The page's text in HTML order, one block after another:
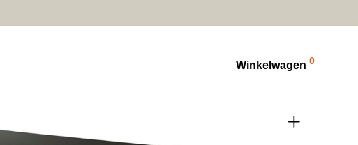
Winkelwagen 0